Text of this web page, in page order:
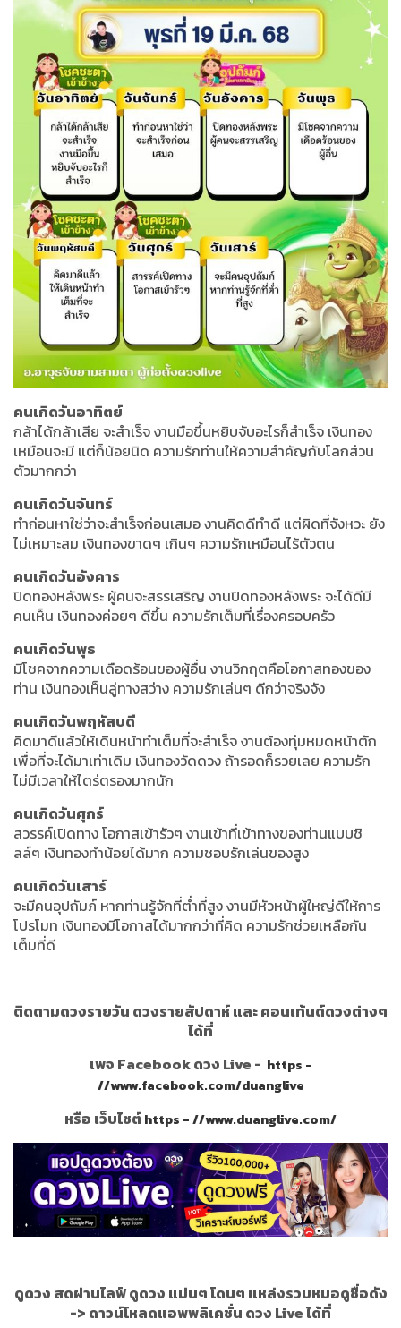
คนเกิดวันอาทิตย์
กล้าได้กล้าเสีย จะสำเร็จ งานมือขึ้นหยิบจับอะไรก็สำเร็จ เงินทอง
เหมือนจะมี แต่ก็น้อยนิด ความรักท่านให้ความสำคัญกับโลกส่วน
ตัวมากกว่า
คนเกิดวันจันทร์
ทำก่อนหาใช่ว่าจะสำเร็จก่อนเสมอ งานคิดดีทำดี แต่ผิดที่จังหวะ ยัง
ไม่เหมาะสม เงินทองขาดๆ เกินๆ ความรักเหมือนไร้ตัวตน
คนเกิดวันอังคาร
ปิดทองหลังพระ ผู้คนจะสรรเสริญ งานปิดทองหลังพระ จะได้ดีมี
คนเห็น เงินทองค่อยๆ ดีขึ้น ความรักเต็มที่เรื่องครอบครัว
คนเกิดวันพุธ
มีโชคจากความเดือดร้อนของผู้อื่น งานวิกฤตคือโอกาสทองของ
ท่าน เงินทองเห็นลู่ทางสว่าง ความรักเล่นๆ ดีกว่าจริงจัง
คนเกิดวันพฤหัสบดี
คิดมาดีแล้วให้เดินหน้าทำเต็มที่จะสำเร็จ งานต้องทุ่มหมดหน้าตัก
เพื่อที่จะได้มาเท่าเดิม เงินทองวัดดวง ถ้ารอดก็รวยเลย ความรัก
ไม่มีเวลาให้ไตร่ตรองมากนัก
คนเกิดวันศุกร์
สวรรค์เปิดทาง โอกาสเข้ารัวๆ งานเข้าที่เข้าทางของท่านแบบชิ
ลล์ๆ เงินทองทำน้อยได้มาก ความชอบรักเล่นของสูง
คนเกิดวันเสาร์
จะมีคนอุปถัมภ์ หากท่านรู้จักที่ต่ำที่สูง งานมีหัวหน้าผู้ใหญ่ดีให้การ
โปรโมท เงินทองมีโอกาสได้มากกว่าที่คิด ความรักช่วยเหลือกัน
เต็มที่ดี
ติดตามดวงรายวัน ดวงรายสัปดาห์ และ คอนเท้นต์ดวงต่างๆ
ได้ที่
เพจ Facebook ดวง Live - https -
//www.facebook.com/duanglive
หรือ เว็บไซต์https - //www.duanglive.com/
ดูดวง สดผ่านไลฟ์ ดูดวง แม่นๆ โดนๆ แหล่งรวมหมอดูชื่อดัง
-> ดาวน์โหลดแอพพลิเคชั่น ดวง Live ได้ที่